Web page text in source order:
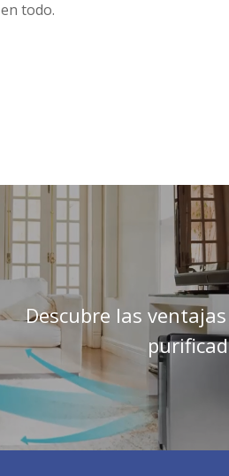
en todo.
Descubre las